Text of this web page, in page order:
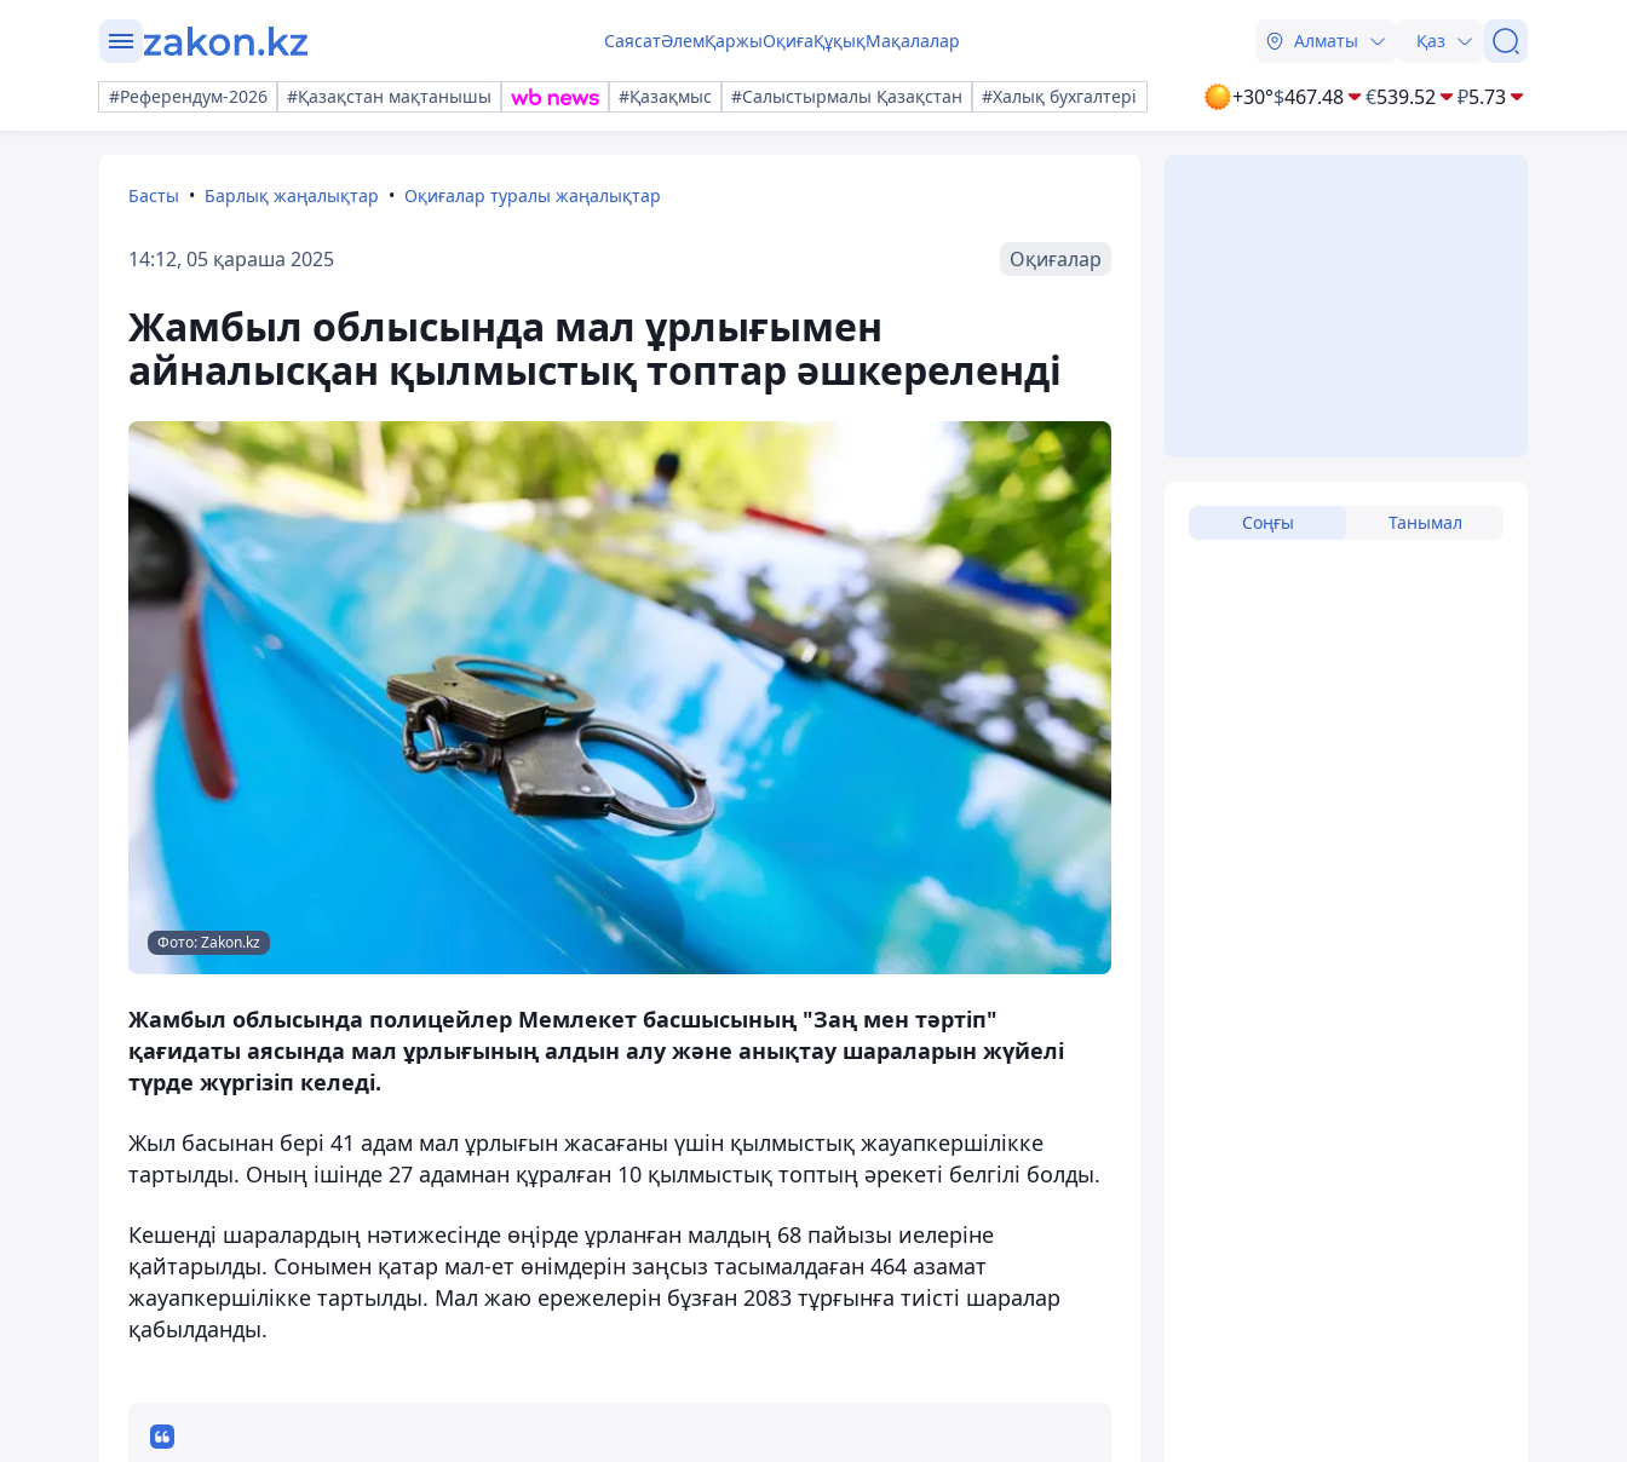
СаясатӘлемҚаржыОқиғаҚұқықМақалалар Алматы Қаз
#Референдум-2026 #Қазақстан мақтанышы #Қазақмыс #Салыстырмалы Қазақстан #Халық бухгалтері +30°$467.48 €539.52 ₽5.73
Басты Барлық жаңалықтар Оқиғалар туралы жаңалықтар
14:12, 05 қараша 2025 Оқиғалар
Жамбыл облысында мал ұрлығымен
айналысқан қылмыстық топтар әшкереленді
Фото: Zakon.kz
Жамбыл облысында полицейлер Мемлекет басшысының "Заң мен тәртіп"
қағидаты аясында мал ұрлығының алдын алу және анықтау шараларын жүйелі
түрде жүргізіп келеді.
Жыл басынан бері 41 адам мал ұрлығын жасағаны үшін қылмыстық жауапкершілікке
тартылды. Оның ішінде 27 адамнан құралған 10 қылмыстық топтың әрекеті белгілі болды.
Кешенді шаралардың нәтижесінде өңірде ұрланған малдың 68 пайызы иелеріне
қайтарылды. Сонымен қатар мал-ет өнімдерін заңсыз тасымалдаған 464 азамат
жауапкершілікке тартылды. Мал жаю ережелерін бұзған 2083 тұрғынға тиісті шаралар
қабылданды.
Соңғы Танымал